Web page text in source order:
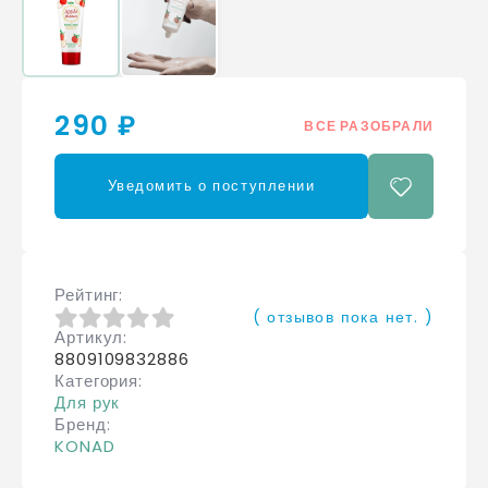
290 ₽ ВСЕ РАЗОБРАЛИ
Уведомить о поступлении
Рейтинг
0из 5
( отзывов пока нет. )
Артикул
8809109832886
Категория
Для рук
Бренд
KONAD